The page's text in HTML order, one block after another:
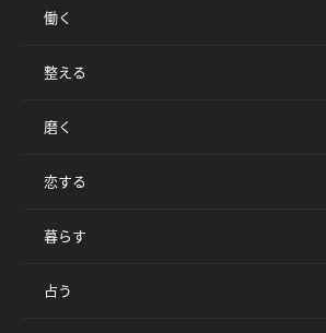
働く
整える
磨く
恋する
暮らす
占う